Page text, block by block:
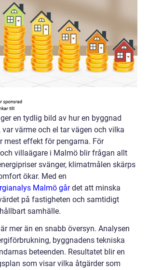
en tydlig bild av hur en byggnad
var värme och el tar vägen och vilka
mest effekt för pengarna. För
villaägare i Malmö blir frågan allt
svänger, klimatmålen skärps
ökar. Med en
Malmö gårdet att minska
på fastigheten och samtidigt
samhälle.
mer än en snabb översyn. Analysen
byggnadens tekniska
beteenden. Resultatet blir en
som visar vilka åtgärder som